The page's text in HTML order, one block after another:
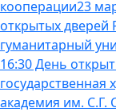
кооперации23
открытых дверей
гуманитарный
16:30 День
академия им. С.Г.